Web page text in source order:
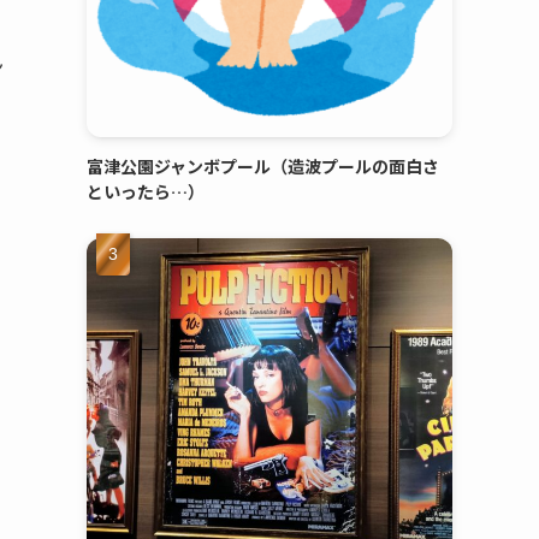
富津公園ジャンボプール（造波プールの面白さ
といったら…）